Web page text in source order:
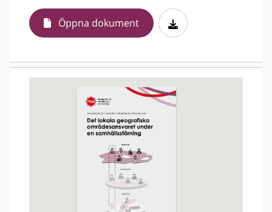
Öppna dokument